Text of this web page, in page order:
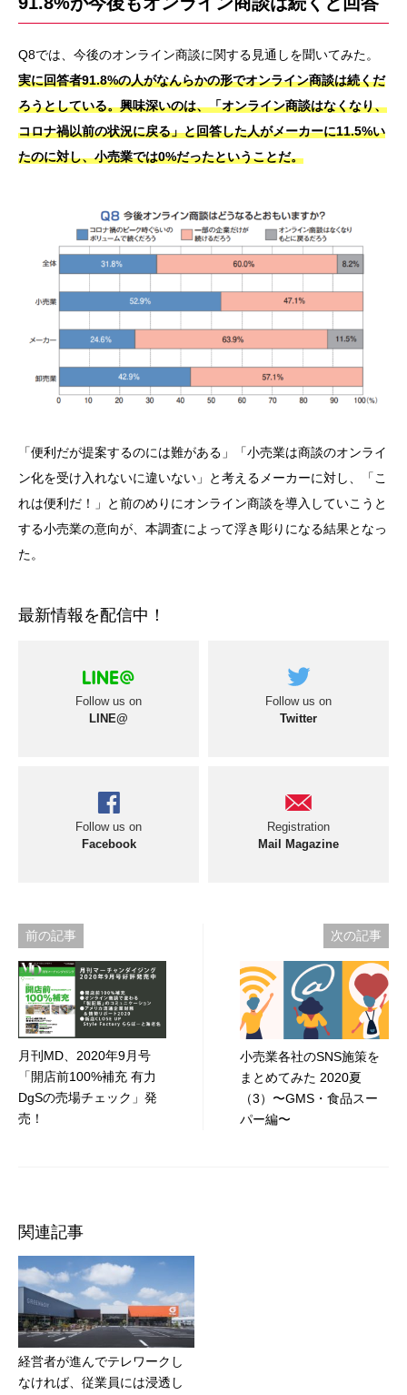
Q8では、今後のオンライン商談に関する見通しを聞いてみた。
実に回答者91.8%の人がなんらかの形でオンライン商談は続くだ
ろうとしている。興味深いのは、「オンライン商談はなくなり、
コロナ禍以前の状況に戻る」と回答した人がメーカーに11.5%い
たのに対し、小売業では0%だったということだ。
「便利だが提案するのには難がある」「小売業は商談のオンライ
ン化を受け入れないに違いない」と考えるメーカーに対し、「こ
れは便利だ！」と前のめりにオンライン商談を導入していこうと
する小売業の意向が、本調査によって浮き彫りになる結果となっ
た。
最新情報を配信中！
Follow us on
LINE@
Follow us on
Twitter
Follow us on
Facebook
Registration
Mail Magazine
投
稿
ナ
ビ
ゲ
ー
シ
前の記事
月刊MD、2020年9月号
「開店前100%補充 有力
DgSの売場チェック」発
売！
次の記事
小売業各社のSNS施策を
まとめてみた 2020夏
（3）〜GMS・食品スー
パー編〜
関連記事
経営者が進んでテレワークし
なければ、従業員には浸透し